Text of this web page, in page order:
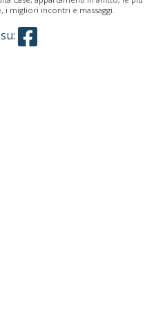
i migliori incontri e massaggi.